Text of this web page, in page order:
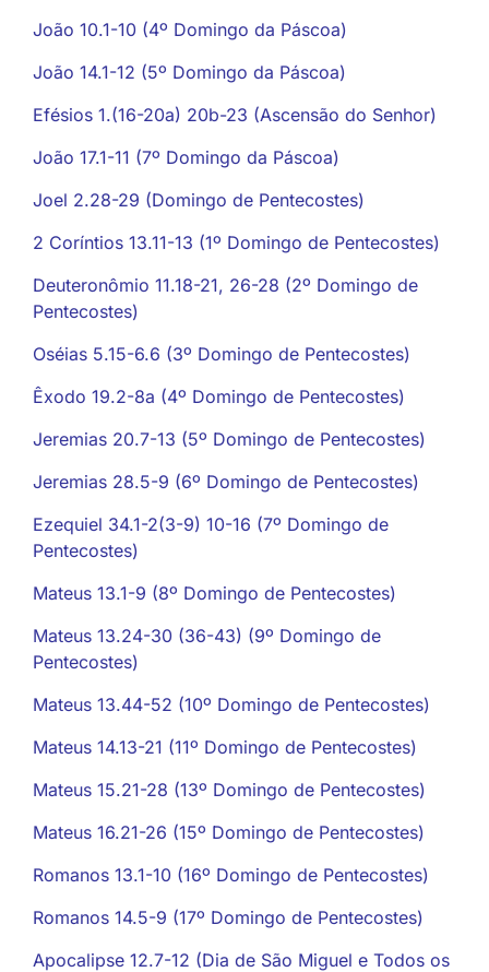
João 10.1-10 (4º Domingo da Páscoa)
João 14.1-12 (5º Domingo da Páscoa)
Efésios 1.(16-20a) 20b-23 (Ascensão do Senhor)
João 17.1-11 (7º Domingo da Páscoa)
Joel 2.28-29 (Domingo de Pentecostes)
2 Coríntios 13.11-13 (1º Domingo de Pentecostes)
Deuteronômio 11.18-21, 26-28 (2º Domingo de
Pentecostes)
Oséias 5.15-6.6 (3º Domingo de Pentecostes)
Êxodo 19.2-8a (4º Domingo de Pentecostes)
Jeremias 20.7-13 (5º Domingo de Pentecostes)
Jeremias 28.5-9 (6º Domingo de Pentecostes)
Ezequiel 34.1-2(3-9) 10-16 (7º Domingo de
Pentecostes)
Mateus 13.1-9 (8º Domingo de Pentecostes)
Mateus 13.24-30 (36-43) (9º Domingo de
Pentecostes)
Mateus 13.44-52 (10º Domingo de Pentecostes)
Mateus 14.13-21 (11º Domingo de Pentecostes)
Mateus 15.21-28 (13º Domingo de Pentecostes)
Mateus 16.21-26 (15º Domingo de Pentecostes)
Romanos 13.1-10 (16º Domingo de Pentecostes)
Romanos 14.5-9 (17º Domingo de Pentecostes)
Apocalipse 12.7-12 (Dia de São Miguel e Todos os